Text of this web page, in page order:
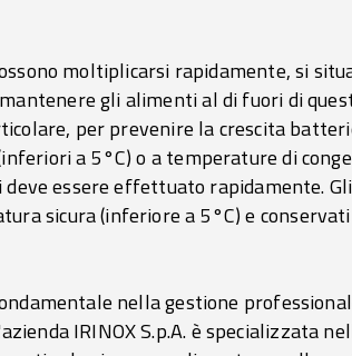
moltiplicarsi rapidamente, si
gli alimenti al di fuori di
per prevenire la crescita
a 5°C) o a temperature di
essere effettuato rapidamente.
sicura (inferiore a 5°C) e
nella gestione
IRINOX S.p.A. è specializzata